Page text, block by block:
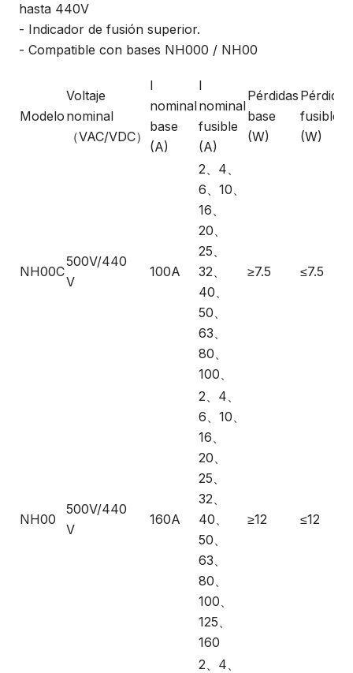
hasta 440V
- Indicador de fusión superior.
- Compatible con bases NH000 / NH00
Modelo
Voltaje
nominal
（VAC/VDC）
I
nominal
base
(A)
I
nominal
fusible
(A)
Pérdidas
base
(W)
Pérdidas
fusible
(W)
NH00C
500V/440
V
100A
2、4、
6、10、
16、
20、
25、
32、
40、
50、
63、
80、
100、
≥7.5 ≤7.5
NH00
500V/440
V
160A
2、4、
6、10、
16、
20、
25、
32、
40、
50、
63、
80、
100、
125、
160
≥12 ≤12
2、4、